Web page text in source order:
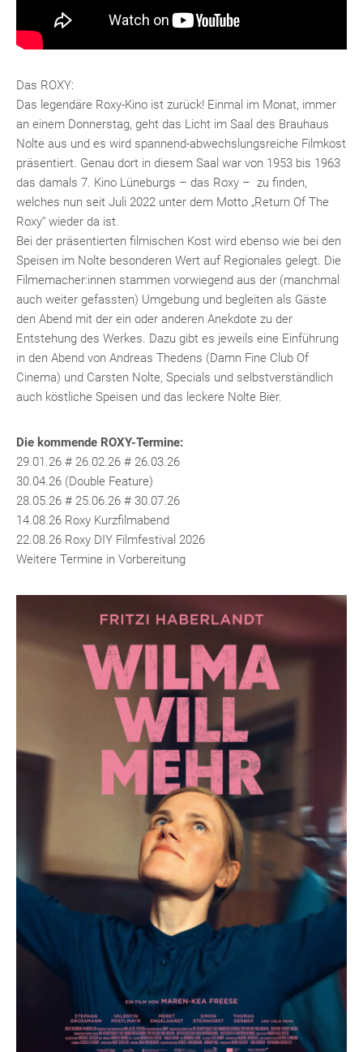
Das ROXY:
Das legendäre Roxy-Kino ist zurück! Einmal im Monat, immer
an einem Donnerstag, geht das Licht im Saal des Brauhaus
Nolte aus und es wird spannend-abwechslungsreiche Filmkost
präsentiert. Genau dort in diesem Saal war von 1953 bis 1963
das damals 7. Kino Lüneburgs – das Roxy – zu finden,
welches nun seit Juli 2022 unter dem Motto „Return Of The
Roxy“ wieder da ist.
Bei der präsentierten filmischen Kost wird ebenso wie bei den
Speisen im Nolte besonderen Wert auf Regionales gelegt. Die
Filmemacher:innen stammen vorwiegend aus der (manchmal
auch weiter gefassten) Umgebung und begleiten als Gäste
den Abend mit der ein oder anderen Anekdote zu der
Entstehung des Werkes. Dazu gibt es jeweils eine Einführung
in den Abend von Andreas Thedens (Damn Fine Club Of
Cinema) und Carsten Nolte, Specials und selbstverständlich
auch köstliche Speisen und das leckere Nolte Bier.
Die kommende ROXY-Termine:
29.01.26 # 26.02.26 # 26.03.26
30.04.26 (Double Feature)
28.05.26 # 25.06.26 # 30.07.26
14.08.26 Roxy Kurzfilmabend
22.08.26 Roxy DIY Filmfestival 2026
Weitere Termine in Vorbereitung